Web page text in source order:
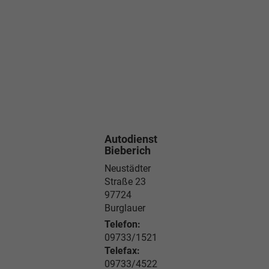
Autodienst
Bieberich
Neustädter
Straße 23
97724
Burglauer
Telefon:
09733/1521
Telefax:
09733/4522